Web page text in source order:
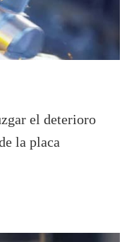
el deterioro
la placa